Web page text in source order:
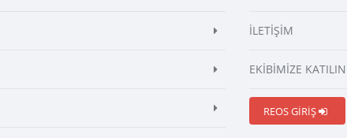
İLETİŞİM
EKİBİMİZE KATILIN
REOS GİRİŞ